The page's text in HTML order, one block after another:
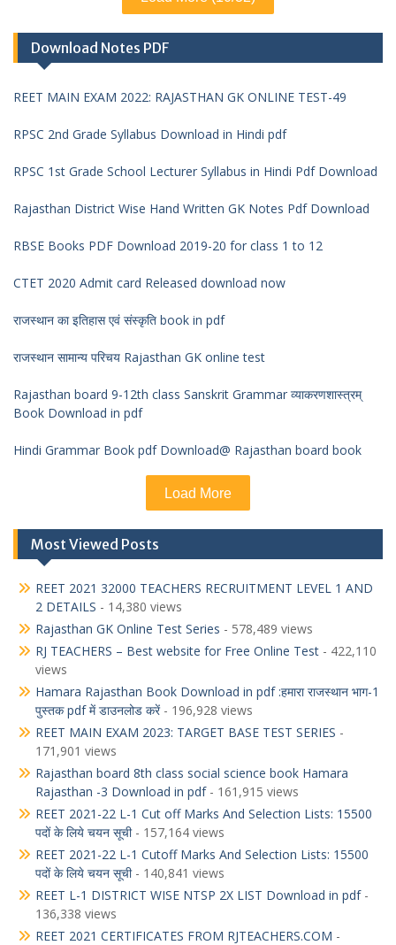
Download Notes PDF
REET MAIN EXAM 2022: RAJASTHAN GK ONLINE TEST-49
RPSC 2nd Grade Syllabus Download in Hindi pdf
RPSC 1st Grade School Lecturer Syllabus in Hindi Pdf Download
Rajasthan District Wise Hand Written GK Notes Pdf Download
RBSE Books PDF Download 2019-20 for class 1 to 12
CTET 2020 Admit card Released download now
राजस्थान का इतिहास एवं संस्कृति book in pdf
राजस्थान सामान्य परिचय Rajasthan GK online test
Rajasthan board 9-12th class Sanskrit Grammar व्याकरणशास्त्रम्
Book Download in pdf
Hindi Grammar Book pdf Download@ Rajasthan board book
Load More
Most Viewed Posts
REET 2021 32000 TEACHERS RECRUITMENT LEVEL 1 AND
2 DETAILS - 14,380 views
Rajasthan GK Online Test Series - 578,489 views
RJ TEACHERS – Best website for Free Online Test - 422,110
views
Hamara Rajasthan Book Download in pdf :हमारा राजस्थान भाग-1
पुस्तक pdf में डाउनलोड करें- 196,928 views
REET MAIN EXAM 2023: TARGET BASE TEST SERIES -
171,901 views
Rajasthan board 8th class social science book Hamara
Rajasthan -3 Download in pdf- 161,915 views
REET 2021-22 L-1 Cut off Marks And Selection Lists: 15500
पदों के लिये चयन सूची- 157,164 views
REET 2021-22 L-1 Cutoff Marks And Selection Lists: 15500
पदों के लिये चयन सूची- 140,841 views
REET L-1 DISTRICT WISE NTSP 2X LIST Download in pdf-
136,338 views
REET 2021 CERTIFICATES FROM RJTEACHERS.COM -